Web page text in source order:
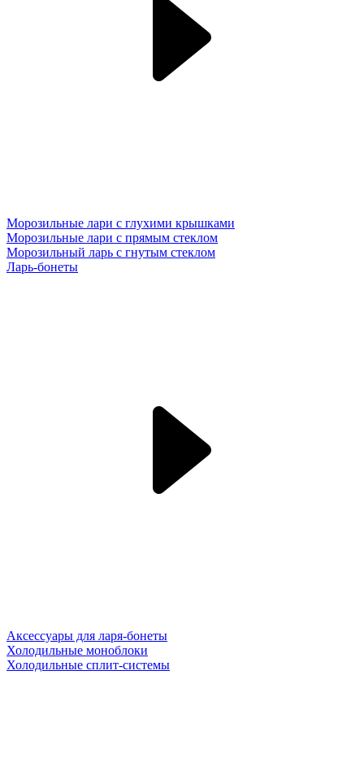
Морозильные лари с глухими крышками
Морозильные лари с прямым стеклом
Морозильный ларь с гнутым стеклом
Ларь-бонеты
Аксессуары для ларя-бонеты
Холодильные моноблоки
Холодильные сплит-системы